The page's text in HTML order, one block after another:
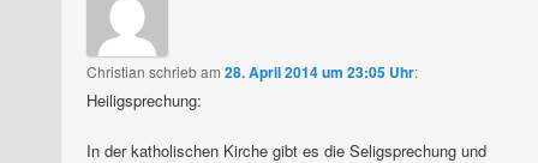
Christian schriebam28. April 2014 um 23:05 Uhr:
Heiligsprechung:
In der katholischen Kirche gibt es die Seligsprechung und